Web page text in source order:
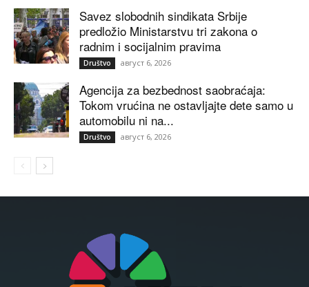
Savez slobodnih sindikata Srbije
predložio Ministarstvu tri zakona o
radnim i socijalnim pravima
Društvo август 6, 2026
Agencija za bezbednost saobraćaja:
Tokom vrućina ne ostavljajte dete samo u
automobilu ni na...
Društvo август 6, 2026